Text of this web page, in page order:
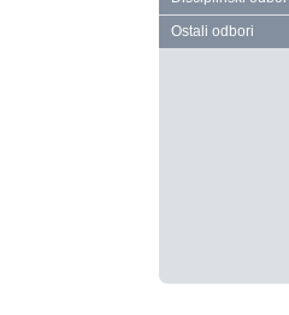
Ostali odbori